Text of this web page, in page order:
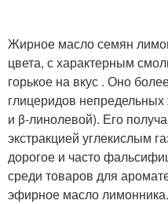
Жирное масло семян
цвета, с характерным
горькое на вкус . Оно
глицеридов
и β-линолевой). Его
экстракцией углекислым
дорогое и часто
среди товаров для
эфирное масло лимонника.